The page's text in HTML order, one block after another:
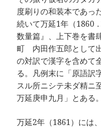
度刷りの和装本であった
続いて万延1年（1860
数量篇』、上下巻を
町 内田作五郎として
の対訳で漢字を含めて
る。凡例末に「原語
スル所ニシテ未ダ精
万延庚申九月」とある。
万延2年（1861）には